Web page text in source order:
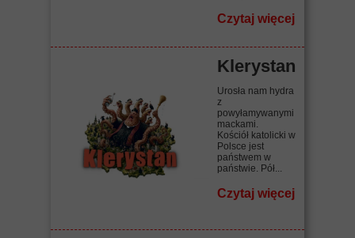
Czytaj więcej
Klerystan
Urosła nam hydra
z
powyłamywanymi
mackami.
Kościół katolicki w
Polsce jest
państwem w
państwie. Pół...
Czytaj więcej